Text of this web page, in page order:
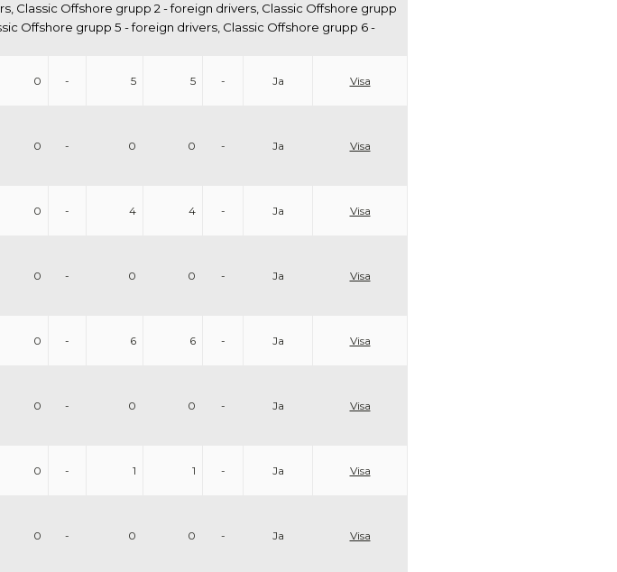
Classic Offshore grupp 2 - foreign drivers, Classic Offshore grupp
Offshore grupp 5 - foreign drivers, Classic Offshore grupp 6 -
0 - 5 5 - Ja Visa
0 - 0 0 - Ja Visa
0 - 4 4 - Ja Visa
0 - 0 0 - Ja Visa
0 - 6 6 - Ja Visa
0 - 0 0 - Ja Visa
0 - 1 1 - Ja Visa
0 - 0 0 - Ja Visa